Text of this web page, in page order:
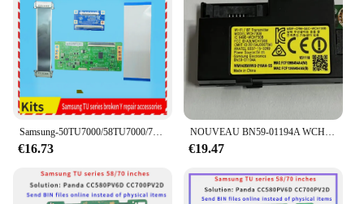
Samsung-50TU7000/58TU7000/70TU7000/8000 résout le problème de la fonte de couleur Y cassée et du fil épais, et est livré avec un ensemble complet
€16.73
NOUVEAU BN59-01194A WCH730B 649E-WCH730B A3LWCH730B pour Samsung TV WIFI Tech UN40JU6500F UN50JU6401FXZA UE40JU6450U UE40JU6400K
€19.47